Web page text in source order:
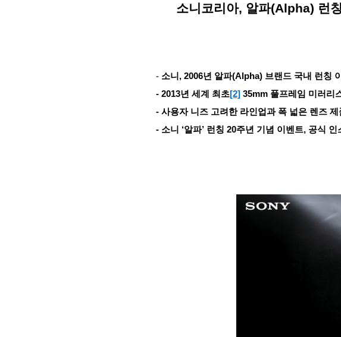
소니 코리아, 알파(Alpha) 런
- 소니, 2006년 알파(Alpha) 브랜드 국내 런칭
- 2013년 세계 최초[2] 35mm 풀프레임 미러리
- 사용자 니즈 고려한 라인업과 폭 넓은 렌즈
- 소니 ‘알파’ 런칭 20주년 기념 이벤트, 공식